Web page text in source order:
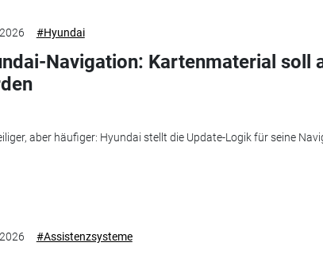
#Hyundai
Navigation: Kartenmaterial soll
aber häufiger: Hyundai stellt die Update-Logik für seine
#Assistenzsysteme